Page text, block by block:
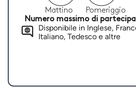
Mattino
Pomeriggio
Numero massimo di
Disponibile in Inglese,
Italiano, Tedesco e altre